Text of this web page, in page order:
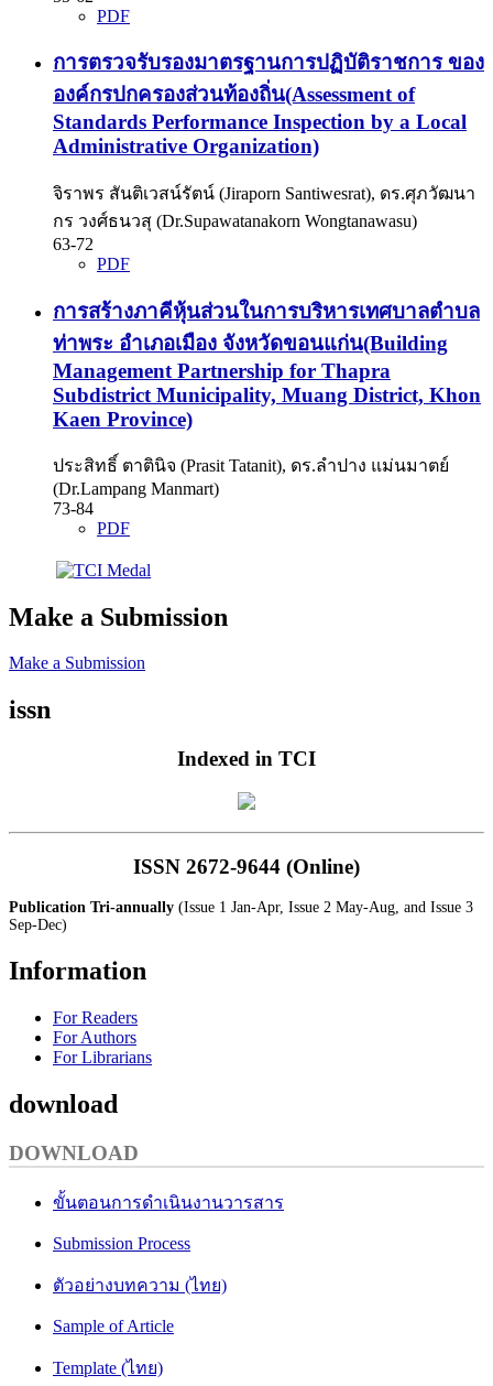
PDF
การตรวจรับรองมาตรฐานการปฏิบัติราชการ ของ
องค์กรปกครองส่วนท้องถิ่น(Assessment of
Standards Performance Inspection by a Local
Administrative Organization)
จิราพร สันติเวสน์รัตน์ (Jiraporn Santiwesrat), ดร.ศุภวัฒนา
กร วงศ์ธนวสุ (Dr.Supawatanakorn Wongtanawasu)
63-72
PDF
การสร้างภาคีหุ้นส่วนในการบริหารเทศบาลตำบล
ท่าพระ อำเภอเมือง จังหวัดขอนแก่น(Building
Management Partnership for Thapra
Subdistrict Municipality, Muang District, Khon
Kaen Province)
ประสิทธิ์ ตาตินิจ (Prasit Tatanit), ดร.ลำปาง แม่นมาตย์
(Dr.Lampang Manmart)
73-84
PDF
Make a Submission
Make a Submission
issn
Indexed in TCI
ISSN 2672-9644 (Online)
Publication Tri-annually (Issue 1 Jan-Apr, Issue 2 May-Aug, and Issue 3
Sep-Dec)
Information
For Readers
For Authors
For Librarians
download
DOWNLOAD
ขั้นตอนการดำเนินงานวารสาร
Submission Process
ตัวอย่างบทความ (ไทย)
Sample of Article
Template (ไทย)